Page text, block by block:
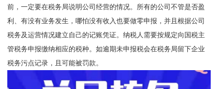
前，一定要在税务局说明公司经营的情况。所有的公司不管是否盈
利、有没有业务发生，哪怕没有收入也要做零申报，并且根据公司
税务及运营情况建立自己的记账凭证。纳税人需要按规定向国税主
管税务申报缴纳相应的税种。如逾期未申报税会在税务局留下企业
税务污点记录，且可能被罚款。